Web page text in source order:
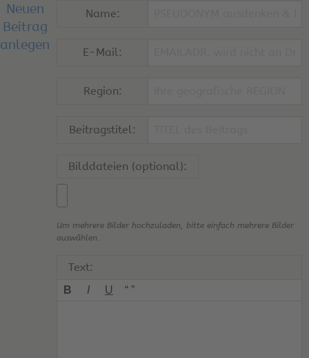
Neuen
Beitrag
anlegen
Name:
E-Mail:
Region:
Beitragstitel:
Bilddateien (optional):
Um mehrere Bilder hochzuladen, bitte einfach mehrere Bilder
auswählen.
Text:
B I U “ ”